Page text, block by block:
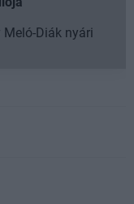
Diák nyári